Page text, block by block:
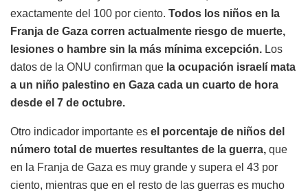
exactamente del 100 por ciento. Todos los niños en la
Franja de Gaza corren actualmente riesgo de muerte,
lesiones o hambre sin la más mínima excepción. Los
datos de la ONU confirman que la ocupación israelí mata
a un niño palestino en Gaza cada un cuarto de hora
desde el 7 de octubre.
Otro indicador importante es el porcentaje de niños del
número total de muertes resultantes de la guerra, que
en la Franja de Gaza es muy grande y supera el 43 por
ciento, mientras que en el resto de las guerras es mucho